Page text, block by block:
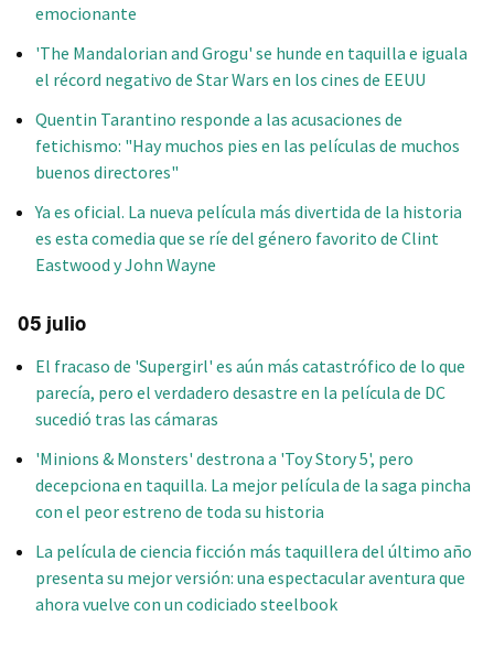
emocionante
'The Mandalorian and Grogu' se hunde en taquilla e iguala
el récord negativo de Star Wars en los cines de EEUU
Quentin Tarantino responde a las acusaciones de
fetichismo: "Hay muchos pies en las películas de muchos
buenos directores"
Ya es oficial. La nueva película más divertida de la historia
es esta comedia que se ríe del género favorito de Clint
Eastwood y John Wayne
05 julio
El fracaso de 'Supergirl' es aún más catastrófico de lo que
parecía, pero el verdadero desastre en la película de DC
sucedió tras las cámaras
'Minions & Monsters' destrona a 'Toy Story 5', pero
decepciona en taquilla. La mejor película de la saga pincha
con el peor estreno de toda su historia
La película de ciencia ficción más taquillera del último año
presenta su mejor versión: una espectacular aventura que
ahora vuelve con un codiciado steelbook